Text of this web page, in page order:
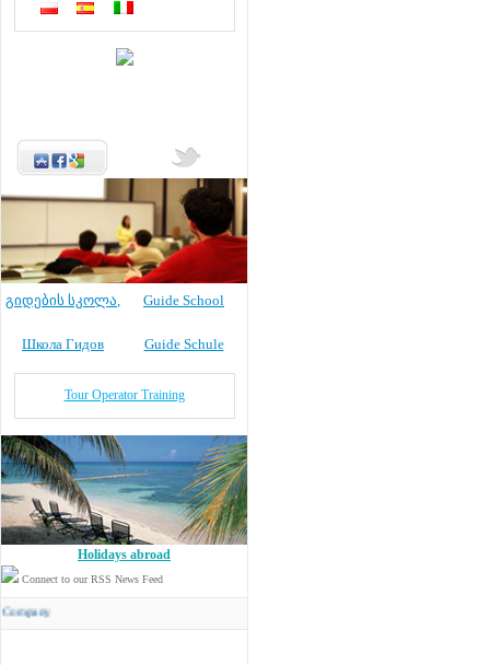
გიდების სკოლა, Guide School
Школа Гидов Guide Schule
Tour Operator Training
Holidays abroad
Connect to our RSS News Feed